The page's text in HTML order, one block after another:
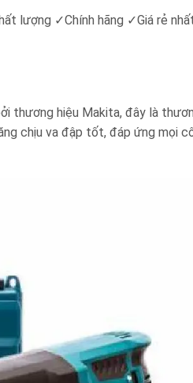
lượng ✓Chính hãng ✓Giá rẻ
thương hiệu Makita, đây là
chịu va đập tốt, đáp ứng mọi